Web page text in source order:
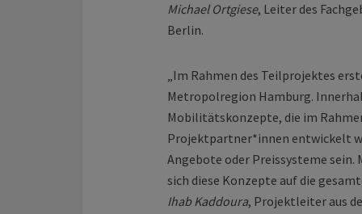
Michael Ortgiese, Leiter des
Berlin.
„Im Rahmen des Teilprojektes
Metropolregion Hamburg.
Mobilitätskonzepte, die im
Projektpartner*innen entwickelt
Angebote oder Preissysteme
sich diese Konzepte auf die
Ihab Kaddoura, Projektleiter aus